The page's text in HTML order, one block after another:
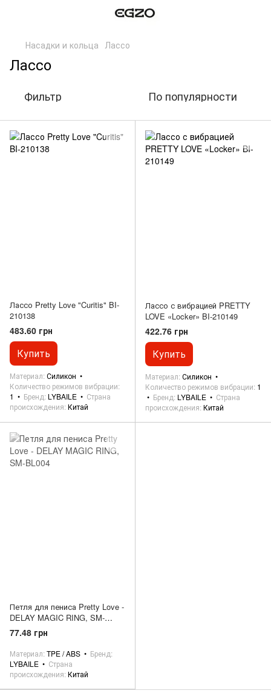
Насадки и кольца Лассо
Лассо
Фильтр По популярности
Лассо Pretty Love "Curitis" BI-
210138
483.60 грн
Купить
Материал Силикон
Количество режимов вибрации
1
Бренд LYBAILE
Страна
происхождения Китай
Лассо с вибрацией PRETTY
LOVE «Locker» BI-210149
422.76 грн
Купить
Материал Силикон
Количество режимов вибрации 1
Бренд LYBAILE
Страна
происхождения Китай
Петля для пениса Pretty Love -
DELAY MAGIC RING, SM-
BL004
77.48 грн
Материал TPE / ABS
Бренд
LYBAILE
Страна
происхождения Китай